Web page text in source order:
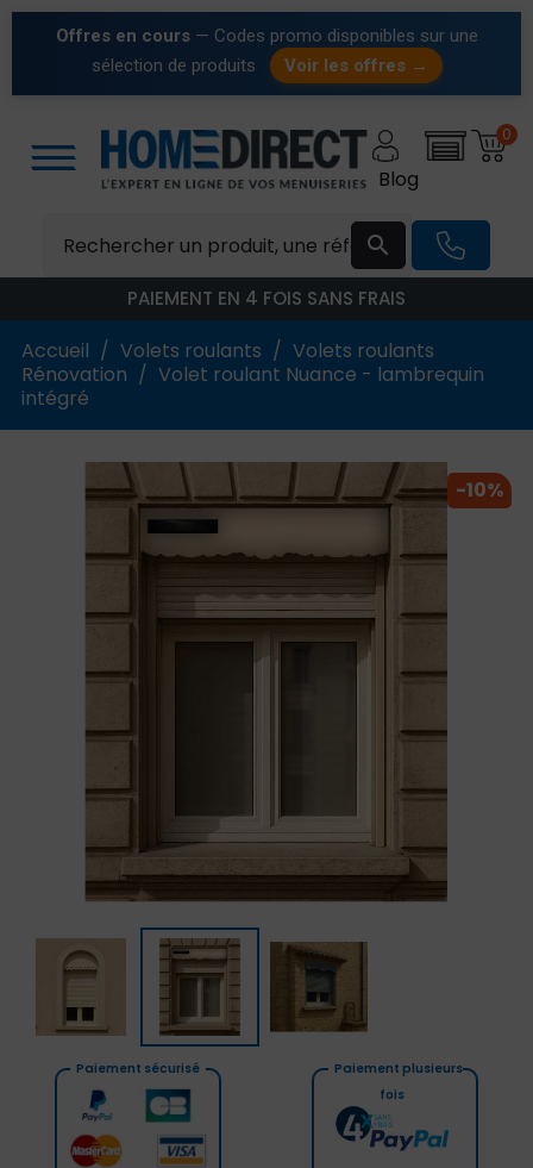
Offres en cours — Codes promo disponibles sur une
sélection de produits
Voir les offres →

0
Blog
PAIEMENT EN 4 FOIS SANS FRAIS
Accueil Volets roulants
Volets roulants
Rénovation
Volet roulant Nuance - lambrequin
intégré
-10%
Paiement sécurisé
Paiement plusieurs
fois